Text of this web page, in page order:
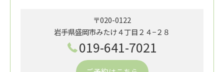
〒020-0122
岩手県盛岡市みたけ４丁目２４−２８
019-641-7021